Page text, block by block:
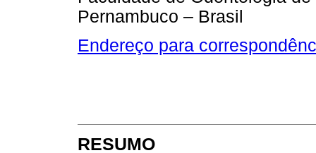
Pernambuco – Brasil
Endereço para
RESUMO